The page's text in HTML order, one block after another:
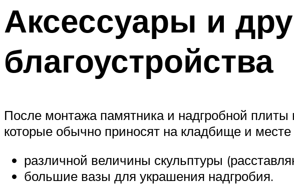
Аксессуары и
благоустройства
После монтажа памятника и надгробной
которые обычно приносят на кладбище и
различной величины скульптуры
большие вазы для украшения надгробия.